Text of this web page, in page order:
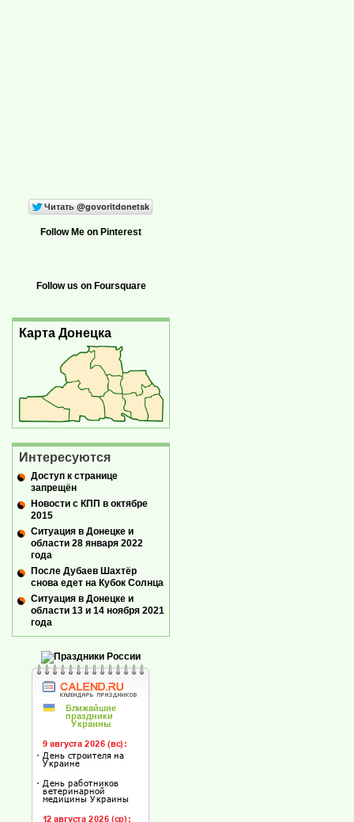
Follow Me on Pinterest
Follow us on Foursquare
Карта Донецка
Интересуются
Доступ к странице
запрещён
Новости с КПП в октябре
2015
Ситуация в Донецке и
области 28 января 2022
года
После Дубаев Шахтёр
снова едет на Кубок Солнца
Ситуация в Донецке и
области 13 и 14 ноября 2021
года